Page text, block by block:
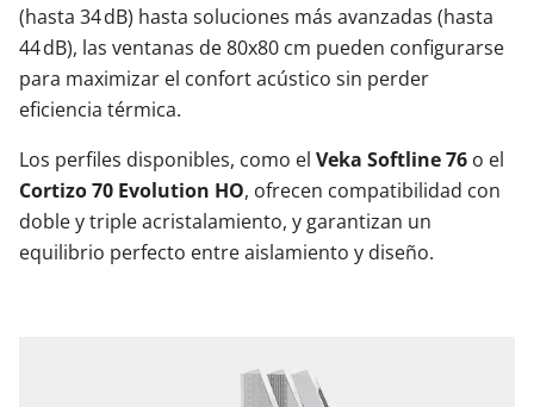
(hasta 34 dB) hasta soluciones más avanzadas (hasta
44 dB), las ventanas de 80x80 cm pueden configurarse
para maximizar el confort acústico sin perder
eficiencia térmica.
Los perfiles disponibles, como el Veka Softline 76 o el
Cortizo 70 Evolution HO, ofrecen compatibilidad con
doble y triple acristalamiento, y garantizan un
equilibrio perfecto entre aislamiento y diseño.